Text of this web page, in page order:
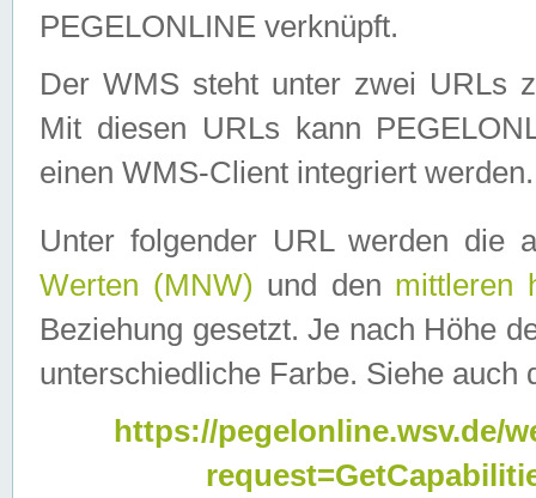
PEGELONLINE verknüpft.
Der WMS steht unter zwei URLs
Mit diesen URLs kann
einen WMS-Client integriert werden.
Unter folgender URL werden die
Werten (MNW) und den mittleren
Beziehung gesetzt. Je nach Höhe
unterschiedliche Farbe. Siehe auch
https://pegelonline.wsv.de/